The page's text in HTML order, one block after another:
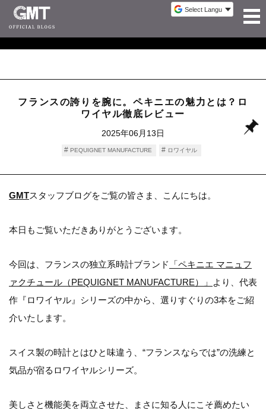
フランスの誇りを腕に。ペキニエの魅力とは？ロ
ワイヤル徹底レビュー
2025年06月13日
PEQUIGNET MANUFACTURE ロワイヤル
GMTスタッフブログをご覧の皆さま、こんにちは。
本日もご覧いただきありがとうございます。
今回は、フランスの独立系時計ブランド
「ペキニエ マニュフ
ァクチュール（PEQUIGNET MANUFACTURE）」
より、代表
作『ロワイヤル』シリーズの中から、選りすぐりの3本をご紹
介いたします。
スイス製の時計とはひと味違う、“フランスならでは”の洗練と
気品が宿るロワイヤルシリーズ。
美しさと機能美を両立させた、まさに知る人にこそ薦めたい